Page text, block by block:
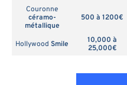
Couronne
céramo-
métallique
500 à 1200€
Hollywood Smile
10,000 à
25,000€